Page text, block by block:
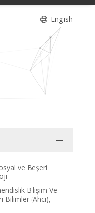
English
ve Beşeri
Bilişim Ve
Bilimler (Ahci),